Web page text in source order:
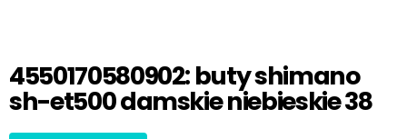
4550170580902: buty shimano
sh-et500 damskie niebieskie 38